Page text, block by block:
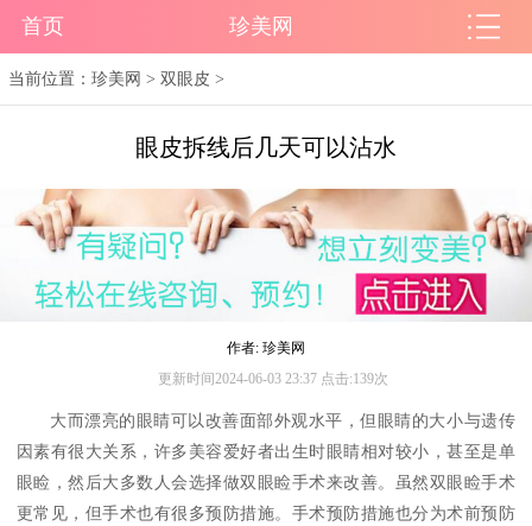
首页 珍美网
当前位置：珍美网 >双眼皮 >
眼皮拆线后几天可以沾水
作者: 珍美网
更新时间2024-06-03 23:37 点击:139次
大而漂亮的眼睛可以改善面部外观水平，但眼睛的大小与遗传
因素有很大关系，许多美容爱好者出生时眼睛相对较小，甚至是单
眼睑，然后大多数人会选择做双眼睑手术来改善。虽然双眼睑手术
更常见，但手术也有很多预防措施。手术预防措施也分为术前预防